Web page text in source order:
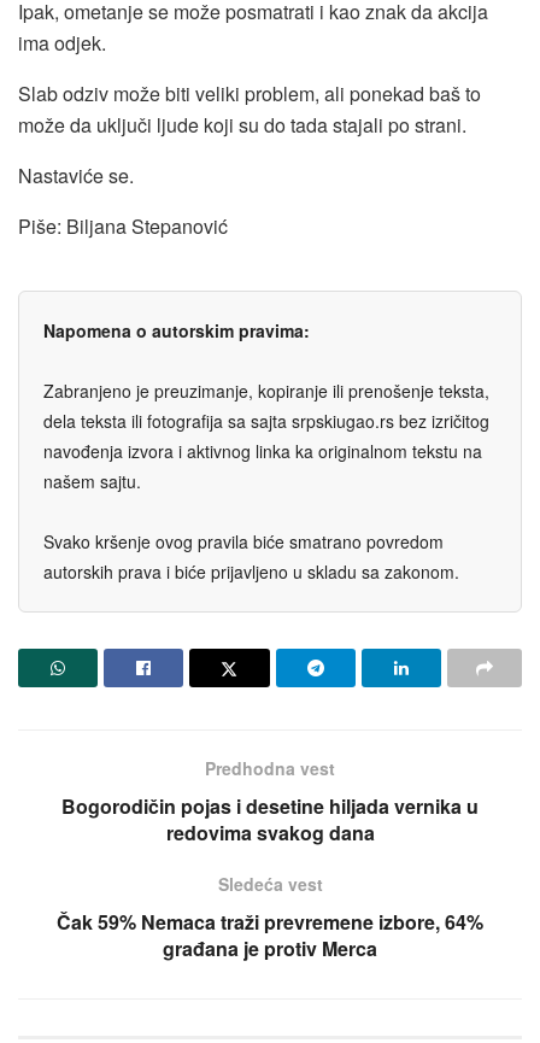
Ipak, ometanje se može posmatrati i kao znak da akcija
ima odjek.
Slab odziv može biti veliki problem, ali ponekad baš to
može da uključi ljude koji su do tada stajali po strani.
Nastaviće se.
Piše: Biljana Stepanović
Napomena o autorskim pravima:
Zabranjeno je preuzimanje, kopiranje ili prenošenje teksta,
dela teksta ili fotografija sa sajta srpskiugao.rs bez izričitog
navođenja izvora i aktivnog linka ka originalnom tekstu na
našem sajtu.
Svako kršenje ovog pravila biće smatrano povredom
autorskih prava i biće prijavljeno u skladu sa zakonom.
Predhodna vest
Bogorodičin pojas i desetine hiljada vernika u
redovima svakog dana
Sledeća vest
Čak 59% Nemaca traži prevremene izbore, 64%
građana je protiv Merca